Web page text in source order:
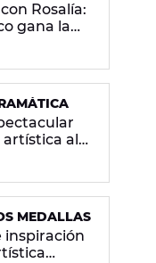
Rosalía:
gana la
al
MEDALLAS
inspiración